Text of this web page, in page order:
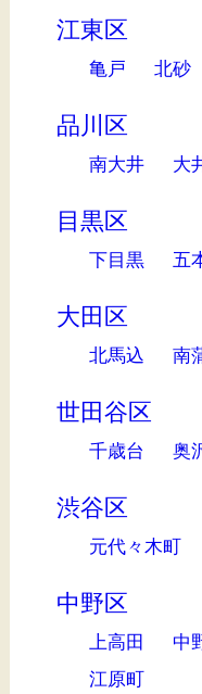
江東区
亀戸 北砂
品川区
南大井 大
目黒区
下目黒 五
大田区
北馬込 南
世田谷区
千歳台 奥
渋谷区
元代々木町
中野区
上高田 中
江原町